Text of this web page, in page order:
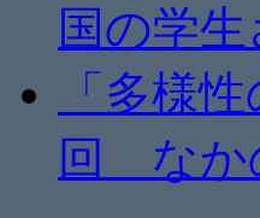
国の学
「多様
回 なか